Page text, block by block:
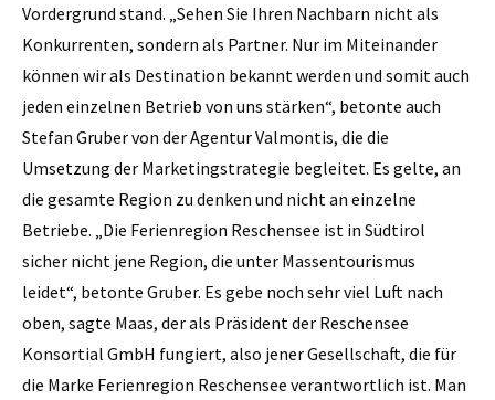
Vordergrund stand. „Sehen Sie Ihren Nachbarn nicht als
Konkurrenten, sondern als Partner. Nur im Miteinander
können wir als Destination bekannt werden und somit auch
jeden einzelnen Betrieb von uns stärken“, betonte auch
Stefan Gruber von der Agentur Valmontis, die die
Umsetzung der Marketingstrategie begleitet. Es gelte, an
die gesamte Region zu denken und nicht an einzelne
Betriebe. „Die Ferienregion Reschensee ist in Südtirol
sicher nicht jene Region, die unter Massentourismus
leidet“, betonte Gruber. Es gebe noch sehr viel Luft nach
oben, sagte Maas, der als Präsident der Reschensee
Konsortial GmbH fungiert, also jener Gesellschaft, die für
die Marke Ferienregion Reschensee verantwortlich ist. Man